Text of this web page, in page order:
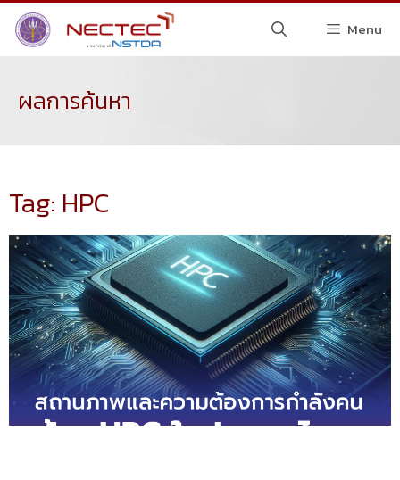
Menu
ผลการค้นหา
Tag: HPC